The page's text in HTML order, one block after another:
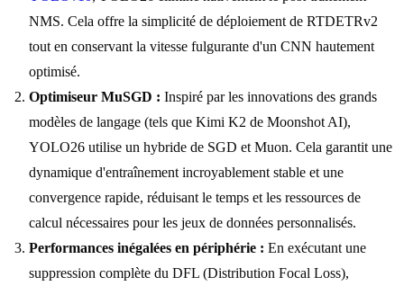
NMS. Cela offre la simplicité de déploiement de RTDETRv2
tout en conservant la vitesse fulgurante d'un CNN hautement
optimisé.
Optimiseur MuSGD : Inspiré par les innovations des grands
modèles de langage (tels que Kimi K2 de Moonshot AI),
YOLO26 utilise un hybride de SGD et Muon. Cela garantit une
dynamique d'entraînement incroyablement stable et une
convergence rapide, réduisant le temps et les ressources de
calcul nécessaires pour les jeux de données personnalisés.
Performances inégalées en périphérie : En exécutant une
suppression complète du DFL (Distribution Focal Loss),